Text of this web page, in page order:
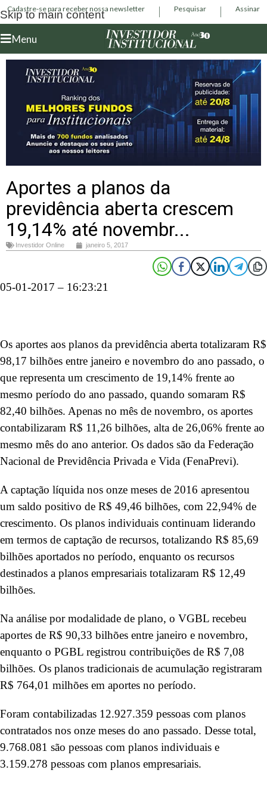
Skip to main content
Cadastre-se para receber nossa newsletter Pesquisar Assinar
Menu
Aportes a planos da
previdência aberta crescem
19,14% até novembr...
Investidor Online janeiro 5, 2017
05-01-2017 – 16:23:21
Os aportes aos planos da previdência aberta totalizaram R$
98,17 bilhões entre janeiro e novembro do ano passado, o
que representa um crescimento de 19,14% frente ao
mesmo período do ano passado, quando somaram R$
82,40 bilhões. Apenas no mês de novembro, os aportes
contabilizaram R$ 11,26 bilhões, alta de 26,06% frente ao
mesmo mês do ano anterior. Os dados são da Federação
Nacional de Previdência Privada e Vida (FenaPrevi).
A captação líquida nos onze meses de 2016 apresentou
um saldo positivo de R$ 49,46 bilhões, com 22,94% de
crescimento. Os planos individuais continuam liderando
em termos de captação de recursos, totalizando R$ 85,69
bilhões aportados no período, enquanto os recursos
destinados a planos empresariais totalizaram R$ 12,49
bilhões.
Na análise por modalidade de plano, o VGBL recebeu
aportes de R$ 90,33 bilhões entre janeiro e novembro,
enquanto o PGBL registrou contribuições de R$ 7,08
bilhões. Os planos tradicionais de acumulação registraram
R$ 764,01 milhões em aportes no período.
Foram contabilizadas 12.927.359 pessoas com planos
contratados nos onze meses do ano passado. Desse total,
9.768.081 são pessoas com planos individuais e
3.159.278 pessoas com planos empresariais.